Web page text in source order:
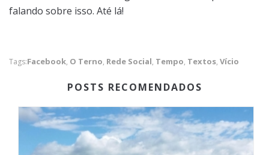
falando sobre isso. Até lá!
Tags:Facebook, O Terno, Rede Social, Tempo, Textos, Vício
POSTS RECOMENDADOS